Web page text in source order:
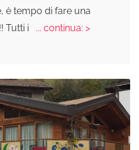
è tempo di fare una
Tutti i
... continua: >